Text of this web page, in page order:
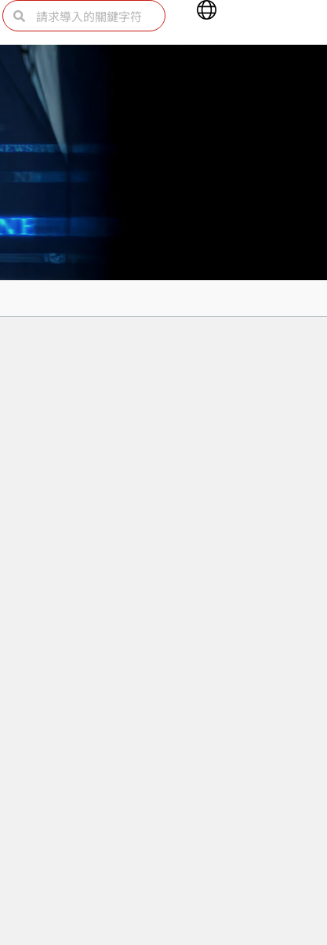
SearchSearch
Main
Menu